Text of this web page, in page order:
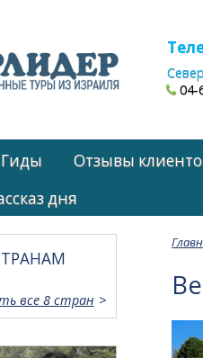
04-
Гиды Отзывы
дня
все 8 стран